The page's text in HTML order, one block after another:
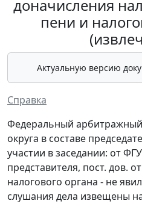
доначисления
пени и
Актуальную версию
Справка
Федеральный
округа в составе
участии в заседании: от
представителя, пост. дов.
налогового органа - не
слушания дела извещены